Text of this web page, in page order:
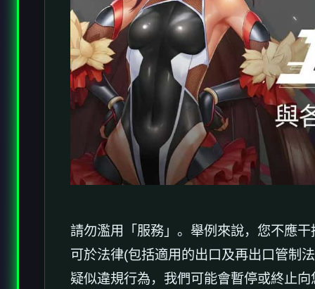
請勿濫用「服務」。舉例來說，您不應
可於法律(包括適用的出口及再出口管制
疑似違規行為，我們可能會暫停或終止